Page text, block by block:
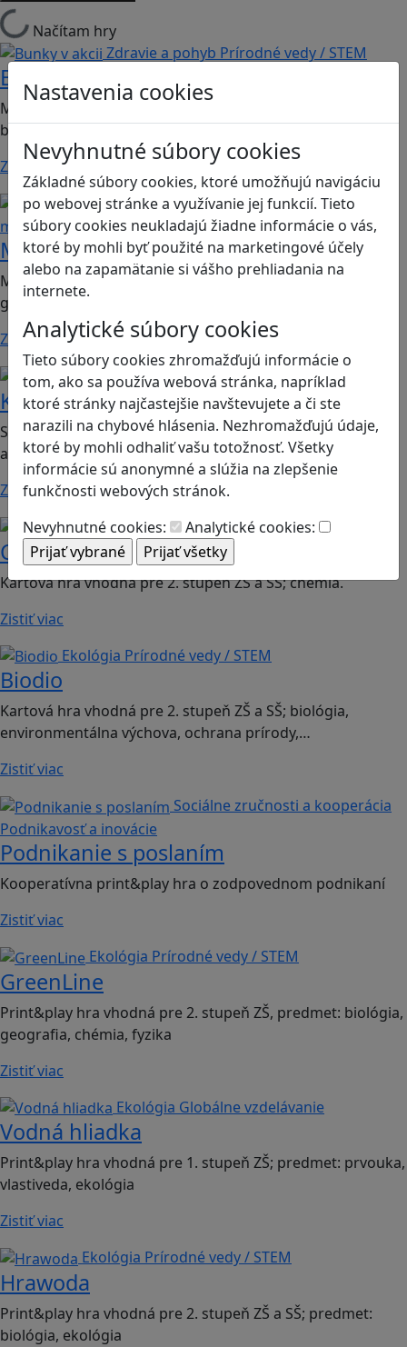
Nastavenia cookies
Nevyhnutné súbory cookies
Základné súbory cookies, ktoré umožňujú navigáciu
po webovej stránke a využívanie jej funkcií. Tieto
súbory cookies neukladajú žiadne informácie o vás,
ktoré by mohli byť použité na marketingové účely
alebo na zapamätanie si vášho prehliadania na
internete.
Analytické súbory cookies
Tieto súbory cookies zhromažďujú informácie o
tom, ako sa používa webová stránka, napríklad
ktoré stránky najčastejšie navštevujete a či ste
narazili na chybové hlásenia. Nezhromažďujú údaje,
ktoré by mohli odhaliť vašu totožnosť. Všetky
informácie sú anonymné a slúžia na zlepšenie
funkčnosti webových stránok.
Nevyhnutné cookies:
Analytické cookies:
Načítam hry
Zdravie a pohyb Prírodné vedy / STEM
Bunky v akcii
Mobilná hra vhodná pre 2. stupeň ZŠ a SŠ; predmet:
biológia.
Zistiť viac
Motorika a koncentráciaLogické
myslenie
Mapucle Európa L
Mapové puzzle vhodné od 6 rokov; vlastiveda, dejepis,
geografia, náuka o spoločnosti.
Zistiť viac
Ekológia Globálne vzdelávanie
Krajina včiel
Stolová hra vhodná od 3. ročníka ZŠ na predmety biológia
a environmentálna výchova.
Zistiť viac
Logické mysleniePrírodné vedy / STEM
Chemlik
Kartová hra vhodná pre 2. stupeň ZŠ a SŠ; chémia.
Zistiť viac
Ekológia Prírodné vedy / STEM
Biodio
Kartová hra vhodná pre 2. stupeň ZŠ a SŠ; biológia,
environmentálna výchova, ochrana prírody,…
Zistiť viac
Sociálne zručnosti a kooperácia
Podnikavosť a inovácie
Podnikanie s poslaním
Kooperatívna print&play hra o zodpovednom podnikaní
Zistiť viac
Ekológia Prírodné vedy / STEM
GreenLine
Print&play hra vhodná pre 2. stupeň ZŠ, predmet: biológia,
geografia, chémia, fyzika
Zistiť viac
Ekológia Globálne vzdelávanie
Vodná hliadka
Print&play hra vhodná pre 1. stupeň ZŠ; predmet: prvouka,
vlastiveda, ekológia
Zistiť viac
Ekológia Prírodné vedy / STEM
Hrawoda
Print&play hra vhodná pre 2. stupeň ZŠ a SŠ; predmet:
biológia, ekológia